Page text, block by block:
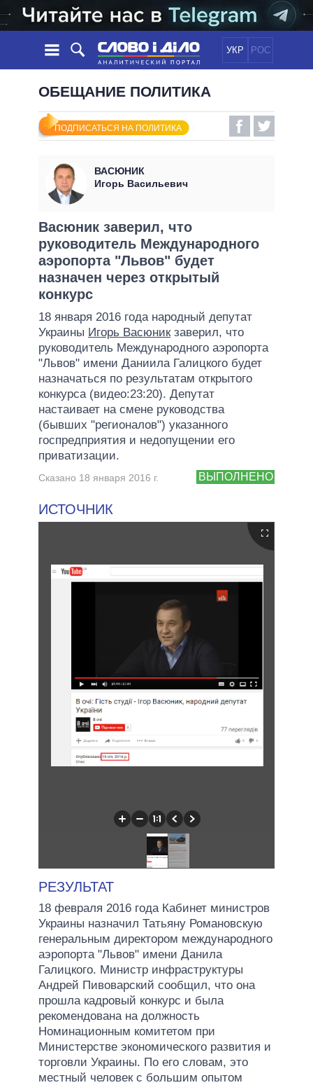
УКР РОС
НОВОСТИ
ЛЕНТА
СОБЫТИЯ
СТАТЬИ
МНЕНИЯ
ОБЗОРЫ
ДАЙДЖЕСТЫ
ПОЛИТИКА
ЭКОНОМИКА
МИР
ОБЕЩАНИЯ
ВСЕ ПОЛИТИКИ
ПРЕЗИДЕНТ И ОФИС
ВЕРХОВНАЯ РАДА
КАБИНЕТ МИНИСТРОВ
ГЛАВЫ ОБЛАДМИНИСТРАЦИЙ
МЭРЫ
ВСЕ ПЕРСОНЫ
ИНФОГРАФИКА
ПОДДЕРЖАТЬ
СРАВНЕНИЕ ПОЛИТИКОВ
ОБЕЩАНИЕ ПОЛИТИКА
ПОДПИСАТЬСЯ НА ПОЛИТИКА
ВАСЮНИК
Игорь Васильевич
Васюник заверил, что
руководитель Международного
аэропорта "Львов" будет
назначен через открытый
конкурс
18 января 2016 года народный депутат
Украины Игорь Васюникзаверил, что
руководитель Международного аэропорта
"Львов" имени Даниила Галицкого будет
назначаться по результатам открытого
конкурса (видео:23:20). Депутат
настаивает на смене руководства
(бывших "регионалов") указанного
госпредприятия и недопущении его
приватизации.
ВЫПОЛНЕНО
Сказано 18 января 2016 г.
ИСТОЧНИК
РЕЗУЛЬТАТ
18 февраля 2016 года Кабинет министров
Украины назначил Татьяну Романовскую
генеральным директором международного
аэропорта "Львов" имени Данила
Галицкого. Министр инфраструктуры
Андрей Пивоварский сообщил, что она
прошла кадровый конкурс и была
рекомендована на должность
Номинационным комитетом при
Министерстве экономического развития и
торговли Украины. По его словам, это
местный человек с большим опытом